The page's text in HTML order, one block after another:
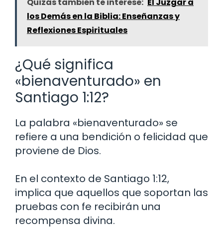
los Demás en la Biblia: Enseñanzas y
Reflexiones Espirituales
¿Qué significa
«bienaventurado» en
Santiago 1:12?
La palabra «bienaventurado» se
refiere a una bendición o felicidad que
proviene de Dios.
En el contexto de Santiago 1:12,
implica que aquellos que soportan las
pruebas con fe recibirán una
recompensa divina.